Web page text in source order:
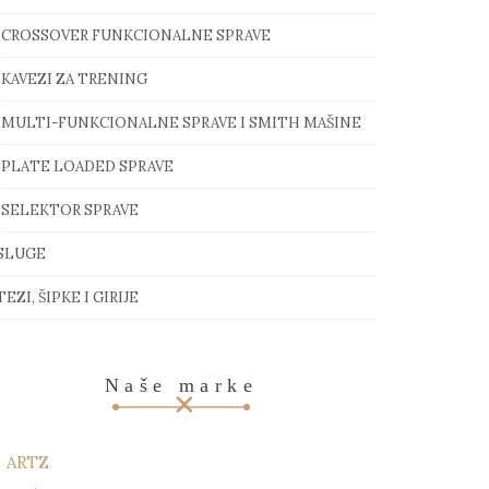
CROSSOVER FUNKCIONALNE SPRAVE
KAVEZI ZA TRENING
MULTI-FUNKCIONALNE SPRAVE I SMITH MAŠINE
PLATE LOADED SPRAVE
SELEKTOR SPRAVE
ŠIPKE I GIRIJE
Naše marke
ARTZ